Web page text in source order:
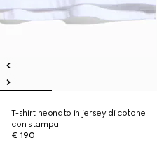
T-shirt neonato in jersey di cotone
con stampa
€ 190